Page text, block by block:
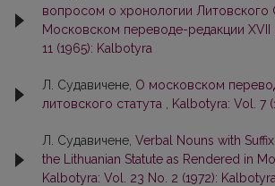
вопросом о хронологии Литовского
Московском переводе-редакции XVII
11 (1965): Kalbotyra
Л. Судавичене, О московском
литовского статута
Kalbotyra: Vol. 7
Л. Судавичене, Verbal Nouns with
the Lithuanian Statute as Rendered in
Kalbotyra: Vol. 23 No. 2 (1972): Kalbotyra